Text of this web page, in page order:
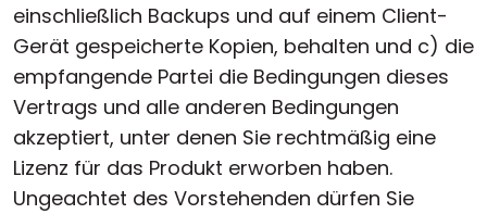
einschließlich Backups und auf einem Client-
Gerät gespeicherte Kopien, behalten und c) die
empfangende Partei die Bedingungen dieses
Vertrags und alle anderen Bedingungen
akzeptiert, unter denen Sie rechtmäßig eine
Lizenz für das Produkt erworben haben.
Ungeachtet des Vorstehenden dürfen Sie